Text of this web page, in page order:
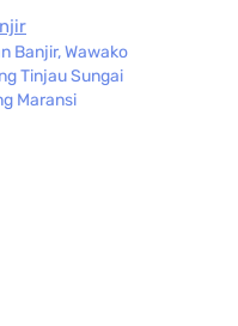
Banjir, Wawako
Tinjau Sungai
Maransi